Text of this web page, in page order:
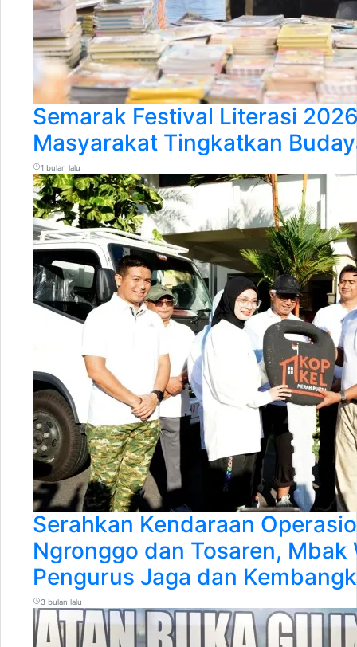
Semarak Festival Literasi
Masyarakat Tingkatkan
1 bulan lalu
Serahkan Kendaraan
Ngronggo dan Tosaren, Mbak
Pengurus Jaga dan
3 bulan lalu